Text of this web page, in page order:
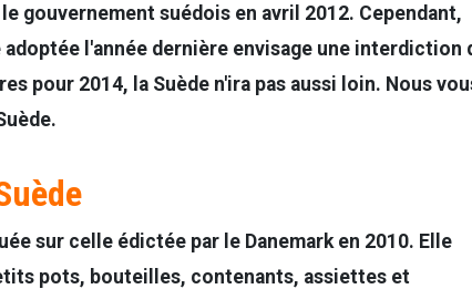
gouvernement suédois en avril 2012. Cependant,
l'année dernière envisage une interdiction
pour 2014, la Suède n'ira pas aussi loin. Nous
sur celle édictée par le Danemark en 2010. Elle
pots, bouteilles, contenants, assiettes et